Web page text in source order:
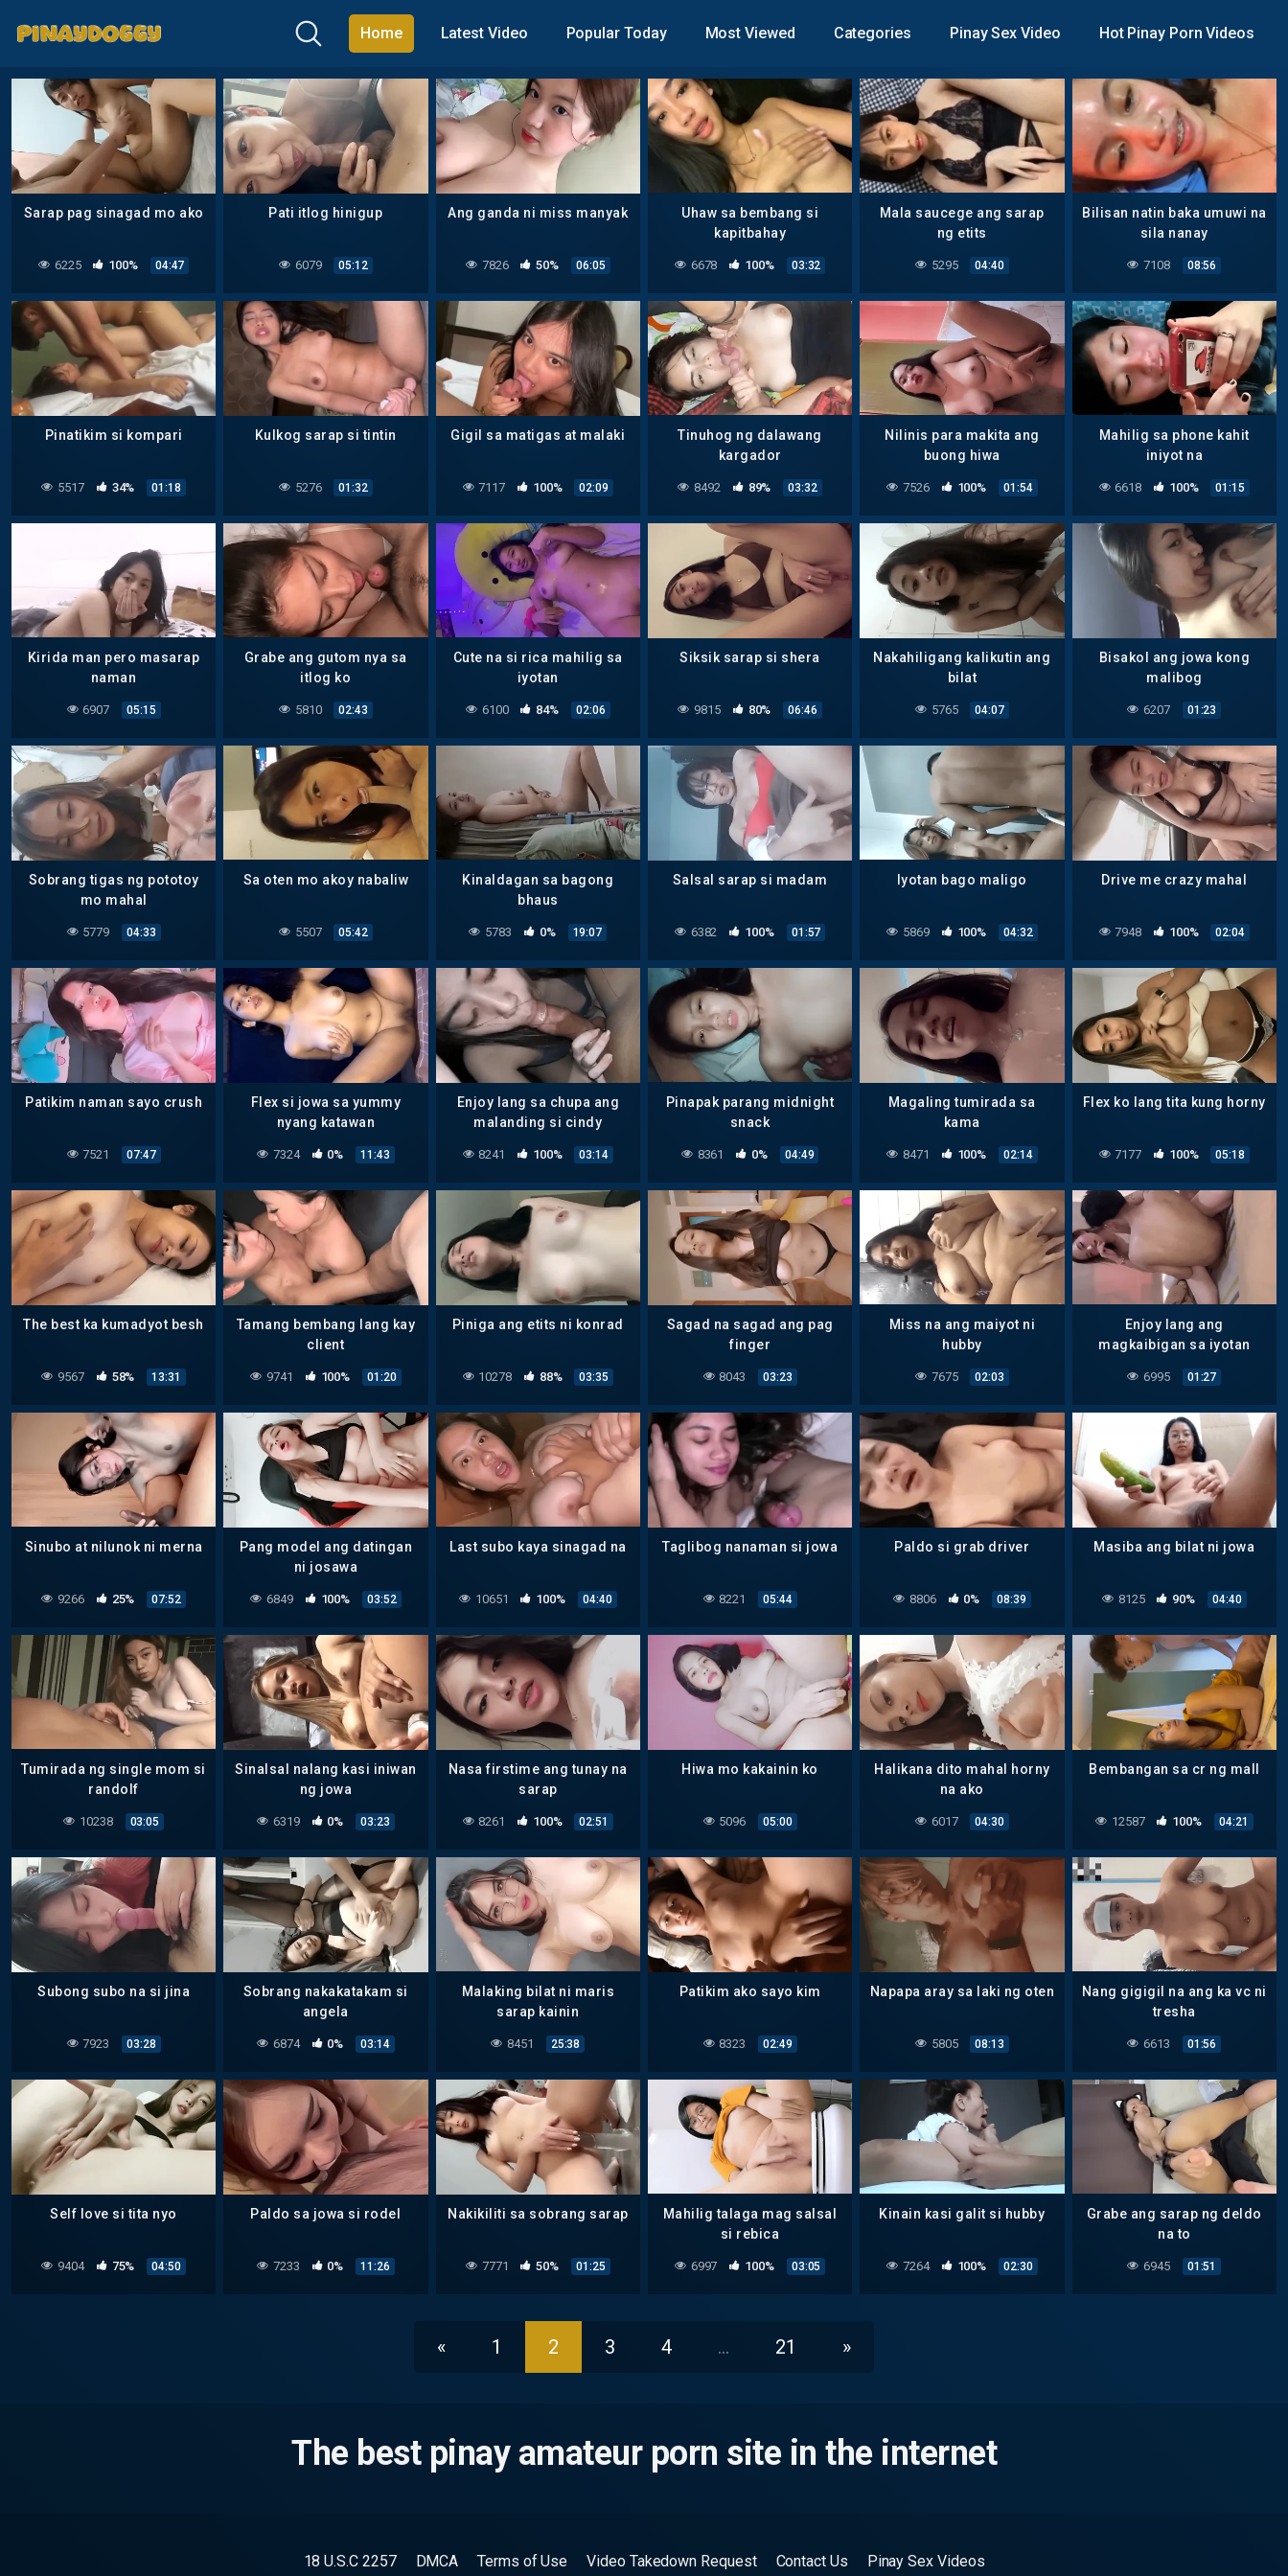
Home Latest Video Popular Today Most Viewed Categories Pinay Sex Video Hot Pinay Porn Videos
Sarap pag sinagad mo ako
6225 100% 04:47
Pati itlog hinigup
6079 05:12
Ang ganda ni miss manyak
7826 50% 06:05
Uhaw sa bembang si
kapitbahay
6678 100% 03:32
Mala saucege ang sarap
ng etits
5295 04:40
Bilisan natin baka umuwi na
sila nanay
7108 08:56
Pinatikim si kompari
5517 34% 01:18
Kulkog sarap si tintin
5276 01:32
Gigil sa matigas at malaki
7117 100% 02:09
Tinuhog ng dalawang
kargador
8492 89% 03:32
Nilinis para makita ang
buong hiwa
7526 100% 01:54
Mahilig sa phone kahit
iniyot na
6618 100% 01:15
Kirida man pero masarap
naman
6907 05:15
Grabe ang gutom nya sa
itlog ko
5810 02:43
Cute na si rica mahilig sa
iyotan
6100 84% 02:06
Siksik sarap si shera
9815 80% 06:46
Nakahiligang kalikutin ang
bilat
5765 04:07
Bisakol ang jowa kong
malibog
6207 01:23
Sobrang tigas ng pototoy
mo mahal
5779 04:33
Sa oten mo akoy nabaliw
5507 05:42
Kinaldagan sa bagong
bhaus
5783 0% 19:07
Salsal sarap si madam
6382 100% 01:57
Iyotan bago maligo
5869 100% 04:32
Drive me crazy mahal
7948 100% 02:04
Patikim naman sayo crush
7521 07:47
Flex si jowa sa yummy
nyang katawan
7324 0% 11:43
Enjoy lang sa chupa ang
malanding si cindy
8241 100% 03:14
Pinapak parang midnight
snack
8361 0% 04:49
Magaling tumirada sa
kama
8471 100% 02:14
Flex ko lang tita kung horny
7177 100% 05:18
The best ka kumadyot besh
9567 58% 13:31
Tamang bembang lang kay
client
9741 100% 01:20
Piniga ang etits ni konrad
10278 88% 03:35
Sagad na sagad ang pag
finger
8043 03:23
Miss na ang maiyot ni
hubby
7675 02:03
Enjoy lang ang
magkaibigan sa iyotan
6995 01:27
Sinubo at nilunok ni merna
9266 25% 07:52
Pang model ang datingan
ni josawa
6849 100% 03:52
Last subo kaya sinagad na
10651 100% 04:40
Taglibog nanaman si jowa
8221 05:44
Paldo si grab driver
8806 0% 08:39
Masiba ang bilat ni jowa
8125 90% 04:40
Tumirada ng single mom si
randolf
10238 03:05
Sinalsal nalang kasi iniwan
ng jowa
6319 0% 03:23
Nasa firstime ang tunay na
sarap
8261 100% 02:51
Hiwa mo kakainin ko
5096 05:00
Halikana dito mahal horny
na ako
6017 04:30
Bembangan sa cr ng mall
12587 100% 04:21
Subong subo na si jina
7923 03:28
Sobrang nakakatakam si
angela
6874 0% 03:14
Malaking bilat ni maris
sarap kainin
8451 25:38
Patikim ako sayo kim
8323 02:49
Napapa aray sa laki ng oten
5805 08:13
Nang gigigil na ang ka vc ni
tresha
6613 01:56
Self love si tita nyo
9404 75% 04:50
Paldo sa jowa si rodel
7233 0% 11:26
Nakikiliti sa sobrang sarap
7771 50% 01:25
Mahilig talaga mag salsal
si rebica
6997 100% 03:05
Kinain kasi galit si hubby
7264 100% 02:30
Grabe ang sarap ng deldo
na to
6945 01:51
« 1 2 3 4 … 21 »
The best pinay amateur porn site in the internet
18 U.S.C 2257 DMCA Terms of Use Video Takedown Request Contact Us Pinay Sex Videos